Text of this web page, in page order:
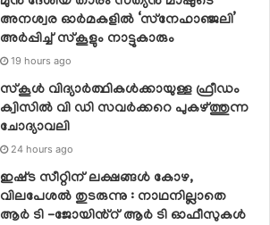
അനശ്വര ഓർമകളിൽ ‘സ്‌നേഹാഞ്ജലി’
അർപ്പിച്ച് സ്കൂളും നാട്ടുകാരും
19 hours ago
സ്‌കൂള്‍ വിദ്യാര്‍ത്ഥികള്‍ക്കായുള്ള ഫ്രീഡം
ക്വിസില്‍ വി ഡി സവര്‍ക്കറെ പുകഴ്ത്തുന്ന
ചോദ്യാവലി
24 hours ago
ഇഷ്‌ട സീറ്റിന് ലക്ഷങ്ങൾ കോഴ,
വിലപേശൽ തുടരുന്നു : നാഥനില്ലാതെ
ആർ ടി -ജോയിൻ്റ് ആർ ടി ഓഫീസുകൾ